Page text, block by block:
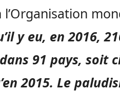
y eu, en 2016,
91 pays, soit
2015. Le